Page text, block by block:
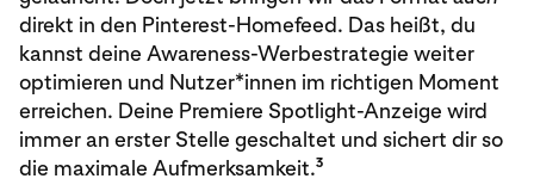
direkt in den Pinterest-Homefeed. Das heißt, du
kannst deine Awareness-Werbestrategie weiter
optimieren und Nutzer*innen im richtigen Moment
erreichen. Deine Premiere Spotlight-Anzeige wird
immer an erster Stelle geschaltet und sichert dir so
die maximale Aufmerksamkeit.3